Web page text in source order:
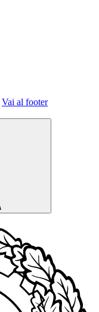
Vai al footer